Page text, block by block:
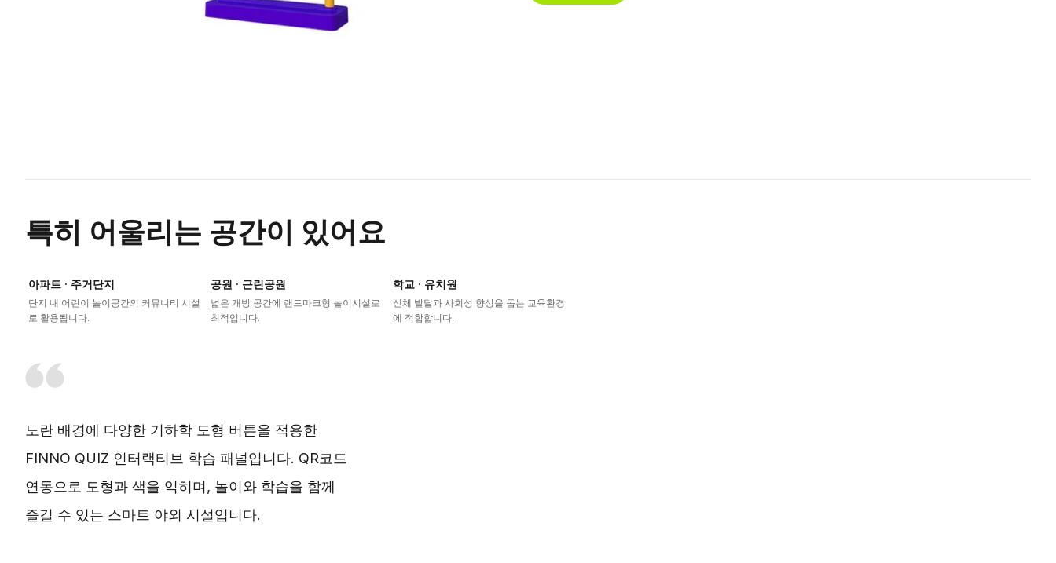
특히 어울리는 공간이 있어요
아파트 · 주거단지
단지 내 어린이 놀이공간의 커뮤니티 시설
로 활용됩니다.
공원 · 근린공원
넓은 개방 공간에 랜드마크형 놀이시설로
최적입니다.
학교 · 유치원
신체 발달과 사회성 향상을 돕는 교육환경
에 적합합니다.
노란 배경에 다양한 기하학 도형 버튼을 적용한
FINNO QUIZ 인터랙티브 학습 패널입니다. QR코드
연동으로 도형과 색을 익히며, 놀이와 학습을 함께
즐길 수 있는 스마트 야외 시설입니다.